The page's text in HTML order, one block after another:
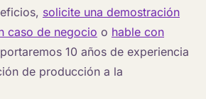
solicite una demostración
caso de negocio o hable con
10 años de experiencia
de producción a la